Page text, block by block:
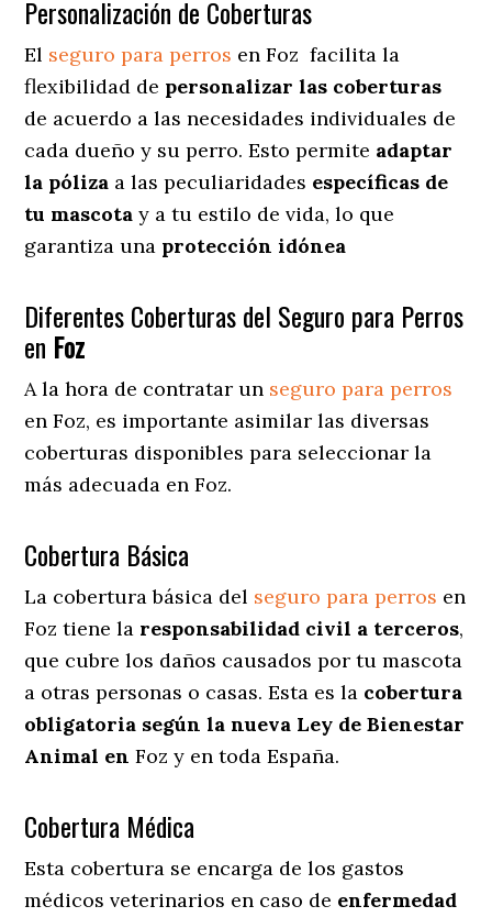
Personalización de Coberturas
El seguro para perros en Foz facilita la
flexibilidad de personalizar las coberturas
de acuerdo a las necesidades individuales de
cada dueño y su perro. Esto permite adaptar
la póliza a las peculiaridades específicas de
tu mascota y a tu estilo de vida, lo que
garantiza una protección idónea
Diferentes Coberturas del Seguro para Perros
en Foz
A la hora de contratar un seguro para perros
en Foz, es importante asimilar las diversas
coberturas disponibles para seleccionar la
más adecuada en Foz.
Cobertura Básica
La cobertura básica del seguro para perros en
Foz tiene la responsabilidad civil a terceros,
que cubre los daños causados por tu mascota
a otras personas o casas. Esta es la cobertura
obligatoria según la nueva Ley de Bienestar
Animal enFoz y en toda España.
Cobertura Médica
Esta cobertura se encarga de los gastos
médicos veterinarios en caso de enfermedad